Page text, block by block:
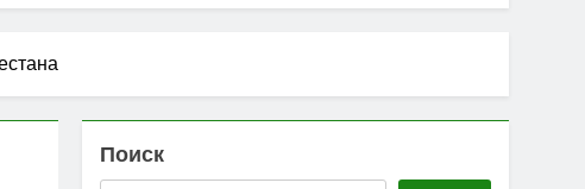
полосы
топливом строительных объектов
Поиск